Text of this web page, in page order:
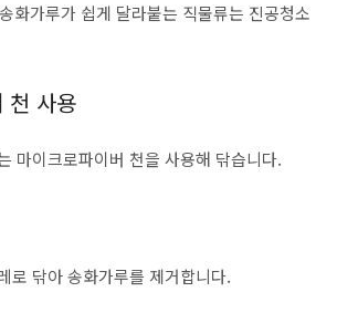
화가루가 쉽게 달라붙는 직물류는 진공청소
천 사용
마이크로파이버 천을 사용해 닦습니다.
로 닦아 송화가루를 제거합니다.